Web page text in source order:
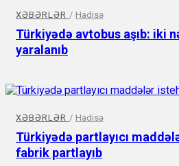
XƏBƏRLƏR / Hadisə
Türkiyədə avtobus aşıb: iki
yaralanıb
XƏBƏRLƏR / Hadisə
Türkiyədə partlayıcı
fabrik partlayıb